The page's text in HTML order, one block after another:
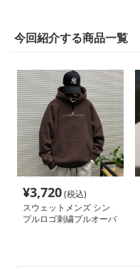
今回紹介する商品一覧
¥3,720(税込)
スウェットメンズ シン
プルロゴ刺繍プルオーバ